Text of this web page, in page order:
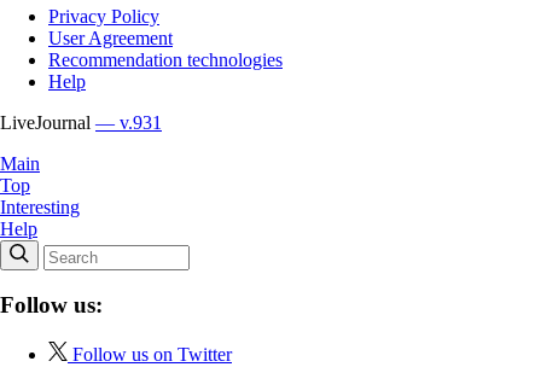
Privacy Policy
User Agreement
Recommendation technologies
Help
LiveJournal — v.931
Main
Top
Interesting
Help
Follow us:
Follow us on Twitter